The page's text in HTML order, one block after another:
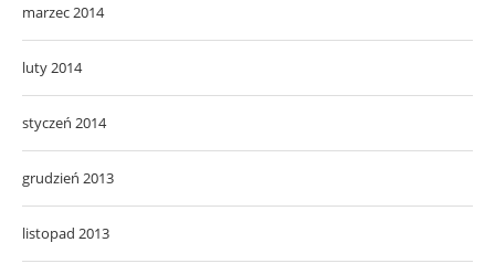
marzec 2014
luty 2014
styczeń 2014
grudzień 2013
listopad 2013